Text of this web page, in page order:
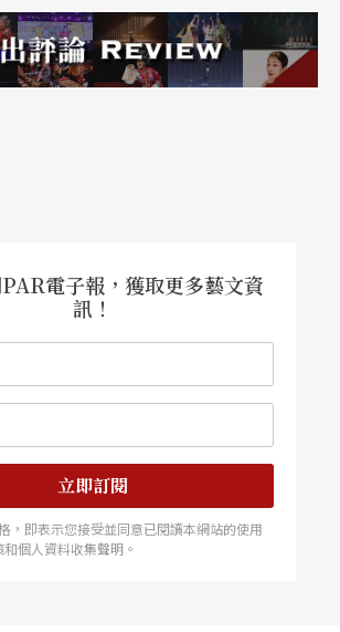
電子報，獲取更多藝文資
訊！
立即訂閱
，即表示您接受並同意已閱讀本網站的使用
個人資料收集聲明。